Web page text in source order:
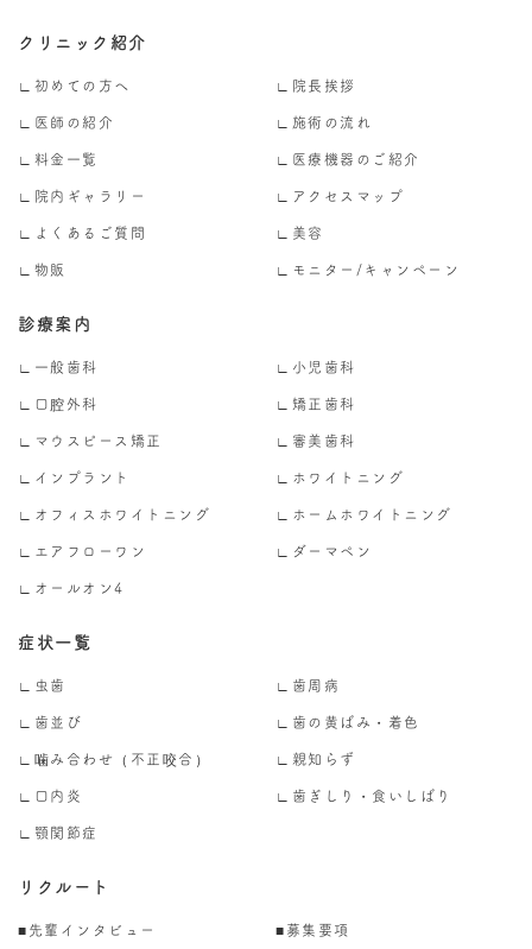
クリニック紹介
∟初めての方へ ∟院長挨拶
∟医師の紹介 ∟施術の流れ
∟料金一覧 ∟医療機器のご紹介
∟院内ギャラリー ∟アクセスマップ
∟よくあるご質問 ∟美容
∟物販 ∟モニター/キャンペーン
診療案内
∟一般歯科 ∟小児歯科
∟口腔外科 ∟矯正歯科
∟マウスピース矯正 ∟審美歯科
∟インプラント ∟ホワイトニング
∟オフィスホワイトニング ∟ホームホワイトニング
∟エアフローワン ∟ダーマペン
∟オールオン4
症状一覧
∟虫歯 ∟歯周病
∟歯並び ∟歯の黄ばみ・着色
∟噛み合わせ（不正咬合） ∟親知らず
∟口内炎 ∟歯ぎしり・食いしばり
∟顎関節症
リクルート
■先輩インタビュー ■募集要項